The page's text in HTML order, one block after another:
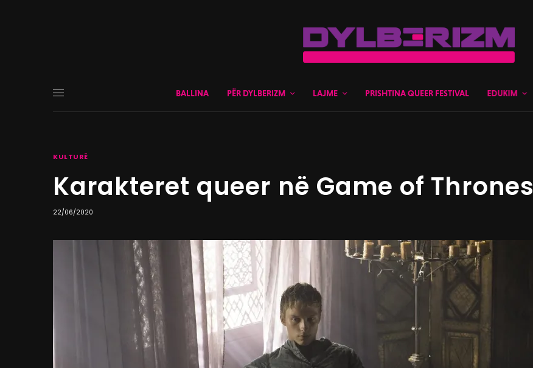
BALLINA PËR DYLBERIZM LAJME PRISHTINA QUEER FESTIVAL EDUKIM
KULTURË
Karakteret queer në Game of Thrones
22/06/2020